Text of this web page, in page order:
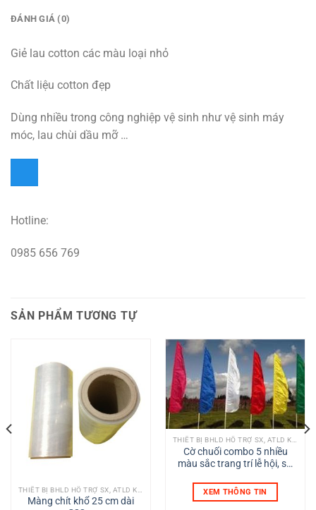
ĐÁNH GIÁ (0)
Giẻ lau cotton các màu loại nhỏ
Chất liệu cotton đẹp
Dùng nhiều trong công nghiệp vệ sinh như vệ sinh máy
móc, lau chùi dầu mỡ …
Hotline:
0985 656 769
SẢN PHẨM TƯƠNG TỰ
Màng chít khổ 25 cm dài
THIẾT BỊ BHLD HỖ TRỢ SX, ATLD KHÁC
Cờ chuối combo 5 nhiều
màu sắc trang trí lễ hội, sự
XEM THÔNG TIN